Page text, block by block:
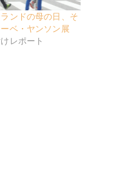
ンドの母の日、そ
ーベ・ヤンソン展
レポート